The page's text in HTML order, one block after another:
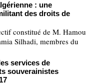
: une
des droits de
constitué de M. Hamou
Silhadi, membres du
services de
souverainistes